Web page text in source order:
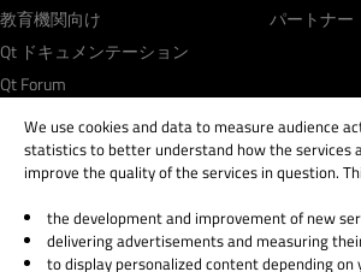
教育機関向け
Qt ドキュメンテーション
Qt Forum
パートナー
© 2026 The Qt Company
Legal Notice
We use cookies and data to measure audience
statistics to better understand how the services
improve the quality of the services in question.
the development and improvement of new
delivering advertisements and measuring
to display personalized content depending on